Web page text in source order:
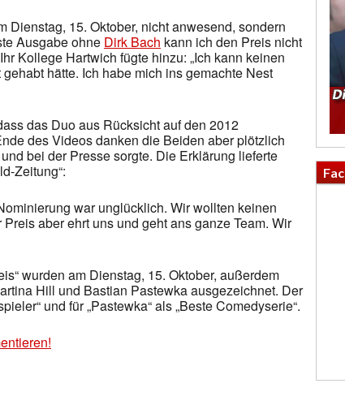
15. Oktober, nicht anwesend, sondern
Ausgabe ohne Dirk Bach kann ich den Preis nicht
Kollege Hartwich fügte hinzu: „Ich kann keinen
hätte. Ich habe mich ins gemachte Nest
das Duo aus Rücksicht auf den 2012
des Videos danken die Beiden aber plötzlich
bei der Presse sorgte. Die Erklärung lieferte
Zeitung“:
war unglücklich. Wir wollten keinen
aber ehrt uns und geht ans ganze Team. Wir
wurden am Dienstag, 15. Oktober, außerdem
Hill und Bastian Pastewka ausgezeichnet. Der
und für „Pastewka“ als „Beste Comedyserie“.